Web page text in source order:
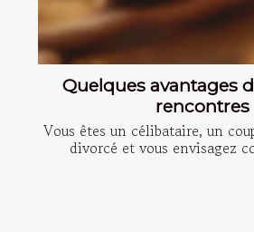
Quelques avantages
rencontres
Vous êtes un célibataire, un
divorcé et vous envisagez